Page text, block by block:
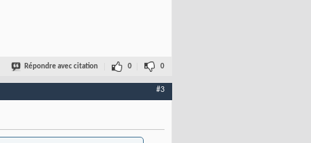
Répondre avec citation 0 0
#3